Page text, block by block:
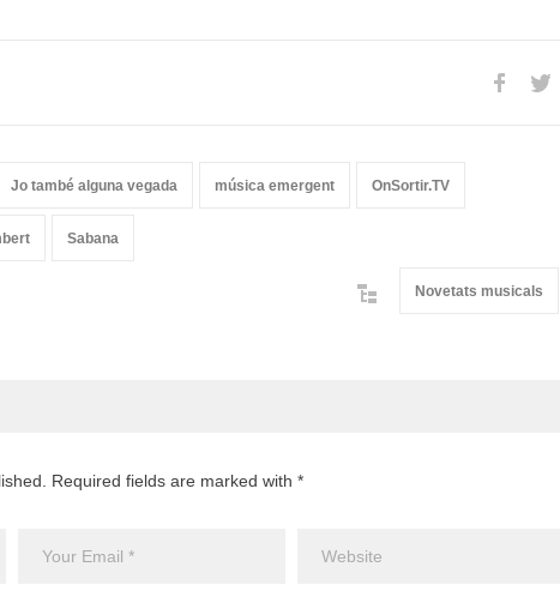
Jo també alguna vegada música emergent OnSortir.TV
Sabana
Novetats musicals
Required fields are marked with *